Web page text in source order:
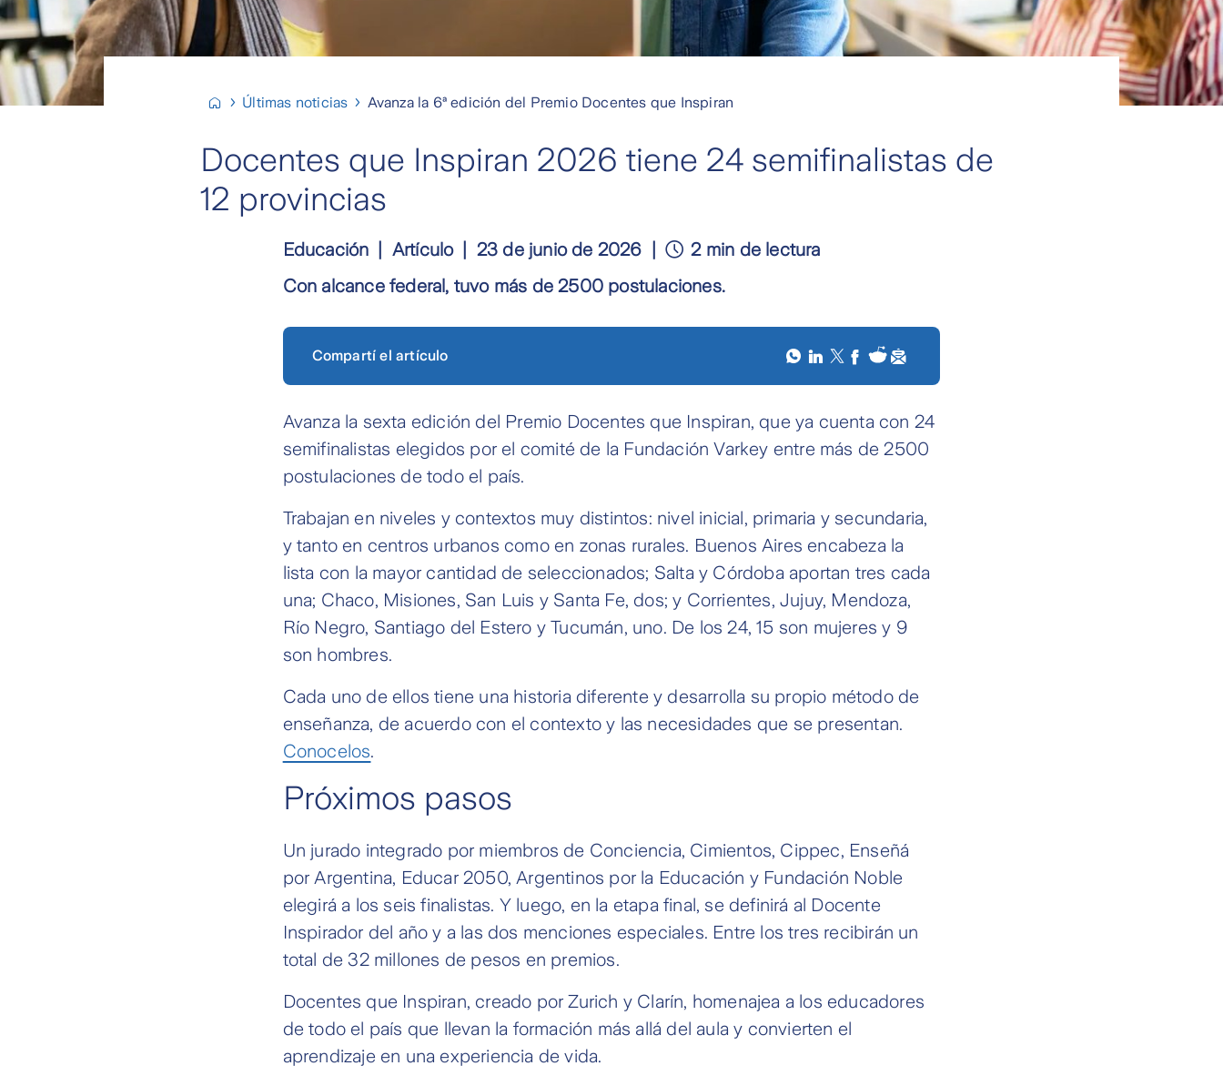
Últimas noticias Avanza la 6ª edición del Premio Docentes que Inspiran
Docentes que Inspiran 2026 tiene 24 semifinalistas de
12 provincias
Educación Artículo 23 de junio de 2026
2 min de lectura
Con alcance federal, tuvo más de 2500 postulaciones.
Compartí el artículo
Avanza la sexta edición del Premio Docentes que Inspiran, que ya cuenta con 24
semifinalistas elegidos por el comité de la Fundación Varkey entre más de 2500
postulaciones de todo el país.
Trabajan en niveles y contextos muy distintos: nivel inicial, primaria y secundaria,
y tanto en centros urbanos como en zonas rurales. Buenos Aires encabeza la
lista con la mayor cantidad de seleccionados; Salta y Córdoba aportan tres cada
una; Chaco, Misiones, San Luis y Santa Fe, dos; y Corrientes, Jujuy, Mendoza,
Río Negro, Santiago del Estero y Tucumán, uno. De los 24, 15 son mujeres y 9
son hombres.
Cada uno de ellos tiene una historia diferente y desarrolla su propio método de
enseñanza, de acuerdo con el contexto y las necesidades que se presentan.
Conocelos.
Próximos pasos
Un jurado integrado por miembros de Conciencia, Cimientos, Cippec, Enseñá
por Argentina, Educar 2050, Argentinos por la Educación y Fundación Noble
elegirá a los seis finalistas. Y luego, en la etapa final, se definirá al Docente
Inspirador del año y a las dos menciones especiales. Entre los tres recibirán un
total de 32 millones de pesos en premios.
Docentes que Inspiran, creado por Zurich y Clarín, homenajea a los educadores
de todo el país que llevan la formación más allá del aula y convierten el
aprendizaje en una experiencia de vida.